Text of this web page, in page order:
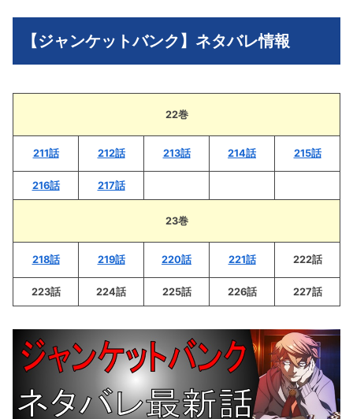
【ジャンケットバンク】ネタバレ情報
22巻
211話 212話 213話 214話 215話
216話 217話
23巻
218話 219話 220話 221話 222話
223話 224話 225話 226話 227話